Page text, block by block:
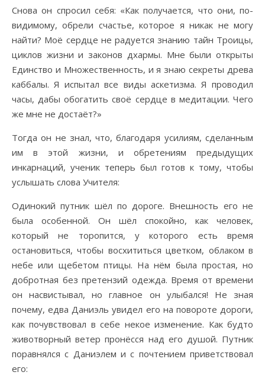
Снова он спросил себя: «Как получается, что они, по-
видимому, обрели счастье, которое я никак не могу
найти? Моё сердце не радуется знанию тайн Троицы,
циклов жизни и законов дхармы. Мне были открыты
Единство и Множественность, и я знаю секреты древа
каббалы. Я испытал все виды аскетизма. Я проводил
часы, дабы обогатить своё сердце в медитации. Чего
же мне не достаёт?»
Тогда он не знал, что, благодаря усилиям, сделанным
им в этой жизни, и обретениям предыдущих
инкарнаций, ученик теперь был готов к тому, чтобы
услышать слова Учителя:
Одинокий путник шёл по дороге. Внешность его не
была особенной. Он шёл спокойно, как человек,
который не торопится, у которого есть время
остановиться, чтобы восхититься цветком, облаком в
небе или щебетом птицы. На нём была простая, но
добротная без претензий одежда. Время от времени
он насвистывал, но главное он улыбался! Не зная
почему, едва Даниэль увидел его на повороте дороги,
как почувствовал в себе некое изменение. Как будто
животворный ветер пронёсся над его душой. Путник
поравнялся с Даниэлем и с почтением приветствовал
его: